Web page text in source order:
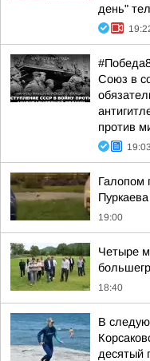
день"
Союз в
против
19:03
Галопом
19:00
Четыре
18:40
В
десятый